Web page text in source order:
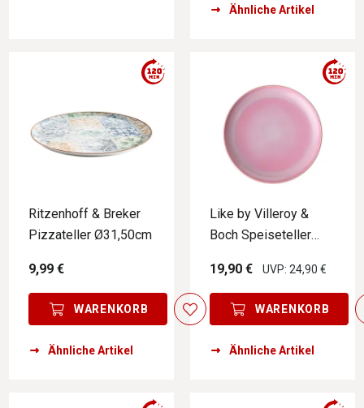
Ähnliche Artikel
Ritzenhoff & Breker
Pizzateller Ø31,50cm
9,99 €
WARENKORB
Ähnliche Artikel
Like by Villeroy &
Boch Speiseteller
19,90 €
UVP: 24,90 €
WARENKORB
Ähnliche Artikel